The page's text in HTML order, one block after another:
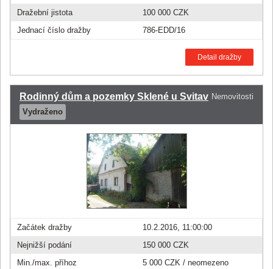
Dražební jistota
100 000 CZK
Jednací číslo dražby
786-EDD/16
Detail dražby
Nemovitosti
Rodinný dům a pozemky Sklené u Svitav
Vydraženo
Začátek dražby
10.2.2016, 11:00:00
Nejnižší podání
150 000 CZK
Min./max. příhoz
5 000 CZK / neomezeno